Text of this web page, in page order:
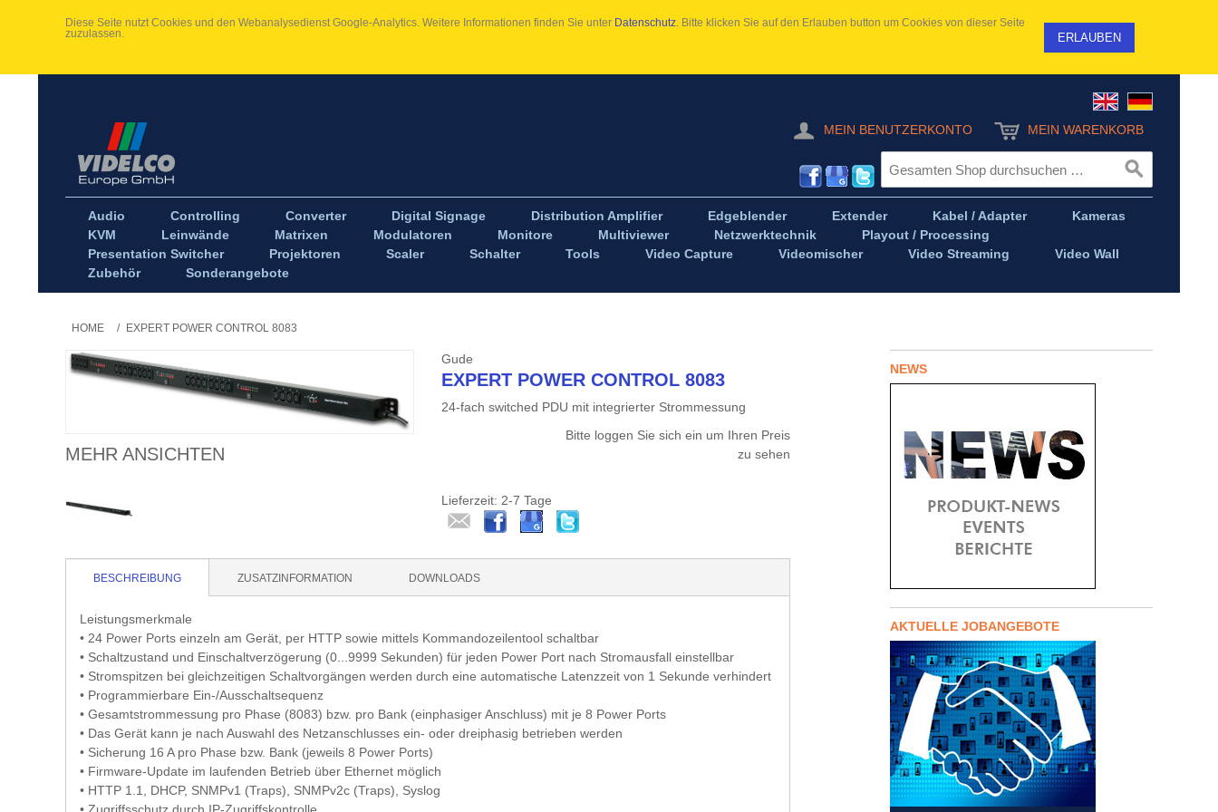
Diese Seite nutzt Cookies und den Webanalysedienst Google-Analytics. Weitere Informationen finden Sie unter Datenschutz . Bitte klicken Sie auf den Erlauben button um Cookies von dieser Seite
zuzulassen.
ERLAUBEN
MEIN BENUTZERKONTO MEIN WARENKORB
Audio Controlling Converter Digital Signage Distribution Amplifier Edgeblender Extender Kabel / Adapter
Kameras
KVM
Leinwände Matrixen Modulatoren Monitore Multiviewer Netzwerktechnik
Playout / Processing
Presentation Switcher
Projektoren Scaler Schalter Tools Video Capture Videomischer Video Streaming
Video Wall
Zubehör
Sonderangebote
HOME / EXPERT POWER CONTROL 8083
MEHR ANSICHTEN
Gude
EXPERT POWER CONTROL 8083
24-fach switched PDU mit integrierter Strommessung
Bitte loggen Sie sich ein um Ihren Preis
zu sehen
Lieferzeit: 2-7 Tage
BESCHREIBUNG ZUSATZINFORMATION DOWNLOADS
Leistungsmerkmale
• 24 Power Ports einzeln am Gerät, per HTTP sowie mittels Kommandozeilentool schaltbar
• Schaltzustand und Einschaltverzögerung (0...9999 Sekunden) für jeden Power Port nach Stromausfall einstellbar
• Stromspitzen bei gleichzeitigen Schaltvorgängen werden durch eine automatische Latenzzeit von 1 Sekunde verhindert
• Programmierbare Ein-/Ausschaltsequenz
• Gesamtstrommessung pro Phase (8083) bzw. pro Bank (einphasiger Anschluss) mit je 8 Power Ports
• Das Gerät kann je nach Auswahl des Netzanschlusses ein- oder dreiphasig betrieben werden
• Sicherung 16 A pro Phase bzw. Bank (jeweils 8 Power Ports)
• Firmware-Update im laufenden Betrieb über Ethernet möglich
• HTTP 1.1, DHCP, SNMPv1 (Traps), SNMPv2c (Traps), Syslog
NEWS
AKTUELLE JOBANGEBOTE